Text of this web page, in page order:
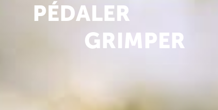
PÉDALER
GRIMPER